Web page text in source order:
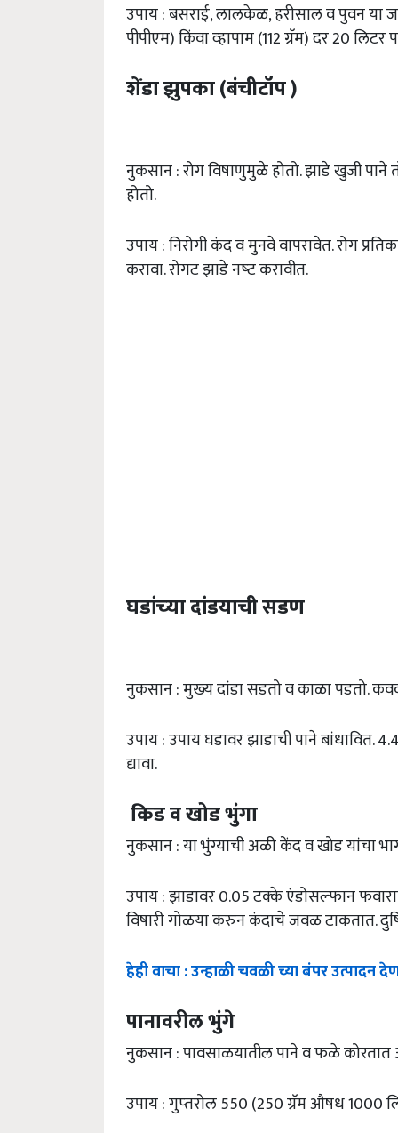
उपाय : बसराई, लालकेळ, हरीसाल व पुवन या
पीपीएम) किंवा व्‍हापाम (112 ग्रॅम) दर 20
शेंडा झुपका (बंचीटॉप )
नुकसान : रोग विषाणुमुळे होतो. झाडे खुजी पाने
होतो.
उपाय : निरोगी कंद व मुनवे वापरावेत. रोग
करावा. रोगट झाडे नष्‍ट करावीत.
घडांच्‍या दांडयाची सडण
नुकसान : मुख्‍य दांडा सडतो व काळा पडतो.
उपाय : उपाय घडावर झाडाची पाने बांधावित.
द्यावा.
किड व खोड भुंगा
नुकसान : या भुंग्‍याची अळी केंद व खोड यांचा
उपाय : झाडावर 0.05 टक्‍के एंडोसल्‍फान
विषारी गोळया करुन कंदाचे जवळ टाकतात.
हेही वाचा : उन्हाळी चवळी च्या बंपर उत्पादन
पानावरील भुंगे
नुकसान : पावसाळयातील पाने व फळे
उपाय : गुप्‍तरोल 550 (250 ग्रॅम औषध 1000